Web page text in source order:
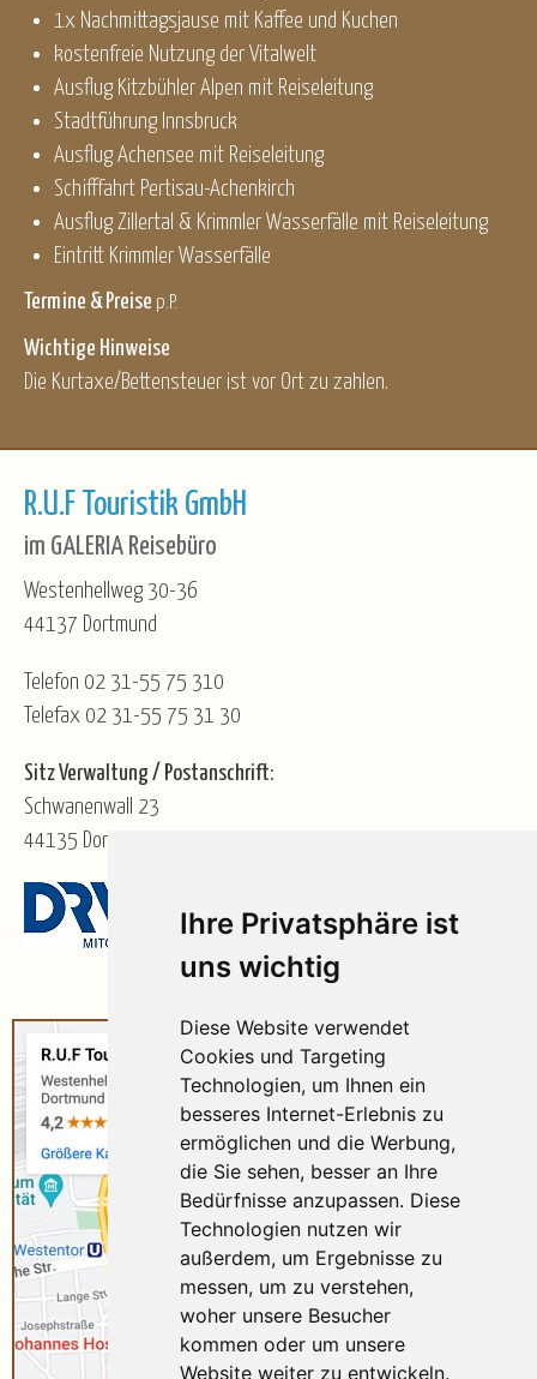
Ihre Privatsphäre ist
uns wichtig
Diese Website verwendet
Cookies und Targeting
Technologien, um Ihnen ein
besseres Internet-Erlebnis zu
ermöglichen und die Werbung,
die Sie sehen, besser an Ihre
Bedürfnisse anzupassen. Diese
Technologien nutzen wir
außerdem, um Ergebnisse zu
messen, um zu verstehen,
woher unsere Besucher
kommen oder um unsere
Website weiter zu entwickeln.
1x Nachmittagsjause mit Kaffee und Kuchen
kostenfreie Nutzung der Vitalwelt
Ausflug Kitzbühler Alpen mit Reiseleitung
Stadtführung Innsbruck
Ausflug Achensee mit Reiseleitung
Schifffahrt Pertisau-Achenkirch
Ausflug Zillertal & Krimmler Wasserfälle mit Reiseleitung
Eintritt Krimmler Wasserfälle
Termine & Preise p.P.
Wichtige Hinweise
Die Kurtaxe/Bettensteuer ist vor Ort zu zahlen.
R.U.F Touristik GmbH
im GALERIA Reisebüro
Westenhellweg 30-36
44137 Dortmund
Telefon 02 31-55 75 310
Telefax 02 31-55 75 31 30
Sitz Verwaltung / Postanschrift:
Schwanenwall 23
44135 Dortmund